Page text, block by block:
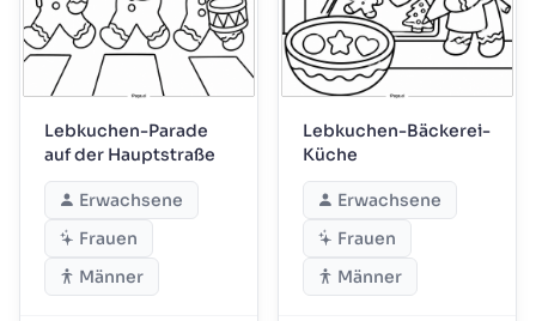
Lebkuchen-Parade
auf der Hauptstraße
Erwachsene
Frauen
Männer
Lebkuchen-Bäckerei-
Küche
Erwachsene
Frauen
Männer